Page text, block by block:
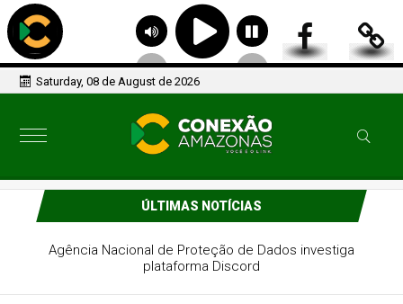
Saturday, 08 de August de 2026
ÚLTIMAS NOTÍCIAS
Atraso na ampliação do teste do pezinho dificulta
diagnóstico da AME